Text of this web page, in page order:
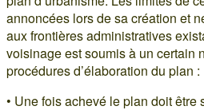
annoncées lors de sa création et
aux frontières administratives
voisinage est soumis à un certain
procédures d’élaboration du plan :
• Une fois achevé le plan doit